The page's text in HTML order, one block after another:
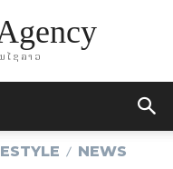
ໄຊລາວ
NEWS